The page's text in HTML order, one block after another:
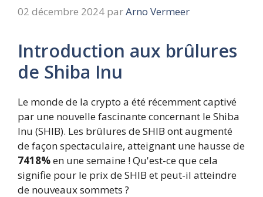
02 décembre 2024 parArno Vermeer
Introduction aux brûlures
de Shiba Inu
Le monde de la crypto a été récemment captivé
par une nouvelle fascinante concernant le Shiba
Inu (SHIB). Les brûlures de SHIB ont augmenté
de façon spectaculaire, atteignant une hausse de
7418%en une semaine ! Qu'est-ce que cela
signifie pour le prix de SHIB et peut-il atteindre
de nouveaux sommets ?